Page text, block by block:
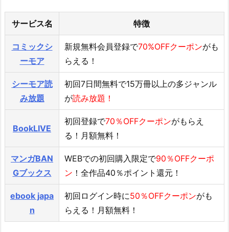
サービス名 特徴
コミックシ
ーモア
新規無料会員登録で70%OFFクーポンがも
らえる！
シーモア読
み放題
初回7日間無料で15万冊以上の多ジャンル
が読み放題！
BookLIVE
初回登録で70％OFFクーポンがもらえ
る！月額無料！
マンガBAN
Gブックス
WEBでの初回購入限定で90％OFFクーポ
ン ！全作品40％ポイント還元！
ebook japa
n
初回ログイン時に50％OFFクーポンがも
らえる！月額無料！